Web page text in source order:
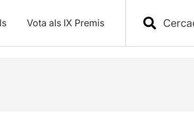
Vota als IX Premis